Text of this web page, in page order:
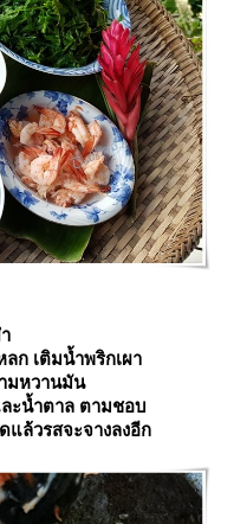
ก เติมน้ำพริกเผา
มหวานมัน
ะน้ำตาล ตามชอบ
แล้วรสจะจางลงอีก